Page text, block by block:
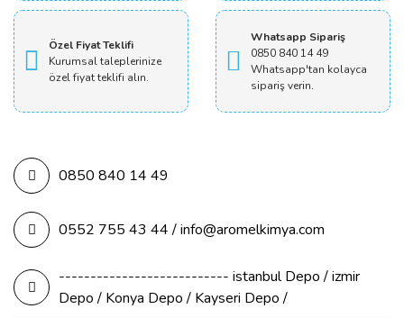
Özel Fiyat Teklifi
Kurumsal taleplerinize
özel fiyat teklifi alın.
Whatsapp Sipariş
0850 840 14 49
Whatsapp'tan kolayca
sipariş verin.
0850 840 14 49
0552 755 43 44 / info@aromelkimya.com
--------------------------- istanbul Depo / izmir
Depo / Konya Depo / Kayseri Depo /